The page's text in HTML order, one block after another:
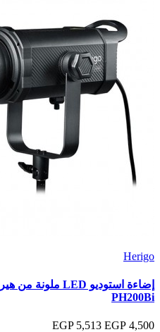
Herigo
PH200Bi
4,500 EGP
5,513 EGP